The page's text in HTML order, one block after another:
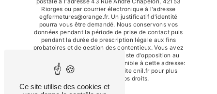
Riorges ou par courrier électronique à l'adresse
egfermetures@orange.fr. Un justificatif d'identité
pourra vous être demandé. Nous conservons vos
données pendant la période de prise de contact puis
pendant la durée de prescription légale aux fins
probatoires et de gestion des contentieux. Vous avez
le droit de vous inscrire sur la liste d'opposition au
démarchage téléphonique, disponible à cette adresse:
Bloctel.gouv.fr
. Consultez le site cnil.fr pour plus
d’informations sur vos droits.
Ce site utilise des cookies et